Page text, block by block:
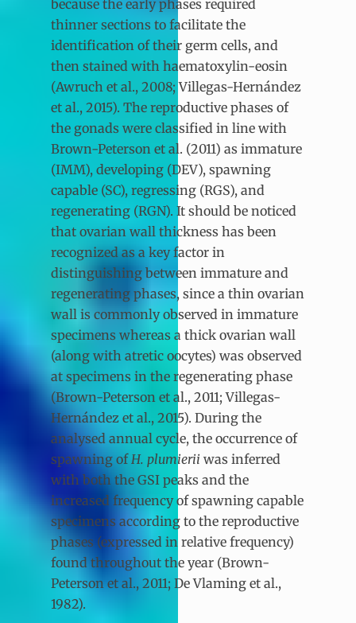
because the early phases required
thinner sections to facilitate the
identification of their germ cells, and
then stained with haematoxylin-eosin
(Awruch et al., 2008; Villegas-Hernández
et al., 2015). The reproductive phases of
the gonads were classified in line with
Brown-Peterson et al. (2011) as immature
(IMM), developing (DEV), spawning
capable (SC), regressing (RGS), and
regenerating (RGN). It should be noticed
that ovarian wall thickness has been
recognized as a key factor in
distinguishing between immature and
regenerating phases, since a thin ovarian
wall is commonly observed in immature
specimens whereas a thick ovarian wall
(along with atretic oocytes) was observed
at specimens in the regenerating phase
(Brown-Peterson et al., 2011; Villegas-
Hernández et al., 2015). During the
analysed annual cycle, the occurrence of
spawning of H. plumierii was inferred
with both the GSI peaks and the
increased frequency of spawning capable
specimens according to the reproductive
phases (expressed in relative frequency)
found throughout the year (Brown-
Peterson et al., 2011; De Vlaming et al.,
1982).